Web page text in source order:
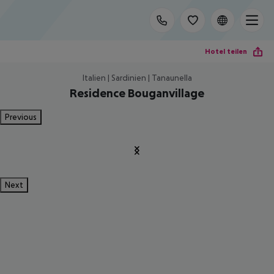
Hotel teilen
Italien | Sardinien | Tanaunella
Residence Bouganvillage
Previous
Next